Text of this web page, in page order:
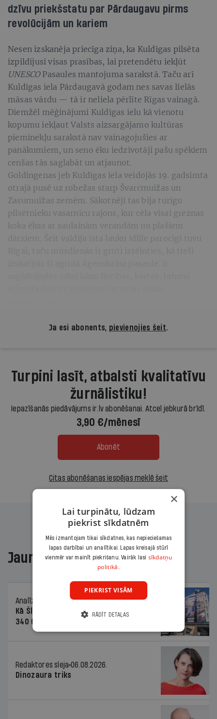
dzīvu priekšstatu par Pārdaugavu pirms
revolūcijām un kariem
Nesen izskanēja priecīga ziņa, ka Kuldīgas pilsēta
izpildījusi visas prasības, lai pretendētu iekļūt
UNESCOPasaules mantojuma sarakstā. Taču arī
Kuldīgas iela Pārdaugavā godam nes savas lielās
māsas vārdu — tā ir neliela pērlīte Rīgas vainagā.
Diemžēl mēģinājumi Kuldīgas ielu kā vienotu
kopumu iekļaut Valsts aizsargājamo kultūras
pieminekļu sarakstā nav vainagojušies ar
panākumiem, un seno ēku iedzīvotāji pašu spēkiem
cenšas tās saglabāt un atjaunot.
Goldingenas jeb Kuldīgas iela veidojās 19. gadsimta
otrajā pusē uz robežas starp Švarcmuižas un
Zasumuižas zemēm. Sākotnēji tas bija turīgu
pilsētnieku vasarnīcu rajons, kur cēla visai greznas
koka ēkas ar saulainām verandām un plašiem
dārziem. Šeit valdīja īsta lauku idille parocīgi tuvu
Ja esi abonents, pievienojies šeit.
Turpini lasīt, atbalsti kvalitatīvu
žurnālistiku!
Iepazīšanās piedāvājums ir.lv abonēšanai. Atcel jebkurā brīdī.
3,90 €/mēnesī
Abonēt
Citas abonēšanas iespējas meklē šeit
Jaunākajā žurnālā
Analīze
06.08.2026.
Kā Šlesera partija palika nesodīta par
340 000 vērtu reklāmas kampaņu
Redaktores sleja 06.08.2026.
Dinozaura triks
×
Lai turpinātu, lūdzam
piekrist sīkdatnēm
Mēs izmantojam tikai sīkdatnes, kas nepieciešamas
lapas darbībai un analītikai. Lapas kreisajā stūrī
vienmēr var mainīt piekrišanu. Vairāk lasi sīkdatņu
politikā.
PIEKRIST VISĀM
RĀDĪT DETAĻAS